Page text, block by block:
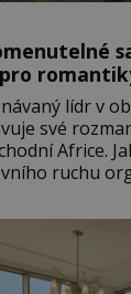
lídr v
své
Africe.
ruchu